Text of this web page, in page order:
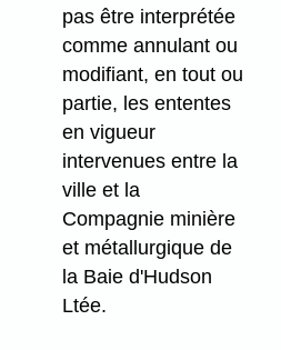
pas être interprétée
comme annulant ou
modifiant, en tout ou
partie, les ententes
en vigueur
intervenues entre la
ville et la
Compagnie minière
et métallurgique de
la Baie d'Hudson
Ltée.